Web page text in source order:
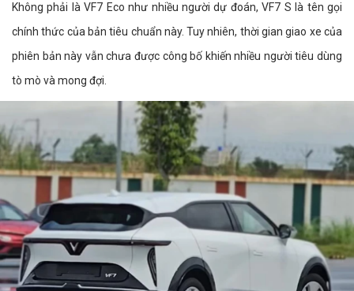
Không phải là VF7 Eco như nhiều người dự đoán, VF7 S là tên gọi
chính thức của bản tiêu chuẩn này. Tuy nhiên, thời gian giao xe của
phiên bản này vẫn chưa được công bố khiến nhiều người tiêu dùng
tò mò và mong đợi.